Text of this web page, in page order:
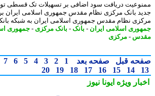
دریافت سود اضافی بر تسهیلات تک قسطی توسط
بانک مرکزی نظام مقدس جمهوری اسلامی ایران بر
نظام مقدس جمهوری اسلامی ایران به شبکه بانکی ...
اسلامی ایران - بانک -بانک مرکزی - جمهوری
-مرکزی
قبل صفحه بعد 1
2
3
4
5
6
7
8
14
15
16
17
18
19
20
ویژهایونا نیوز